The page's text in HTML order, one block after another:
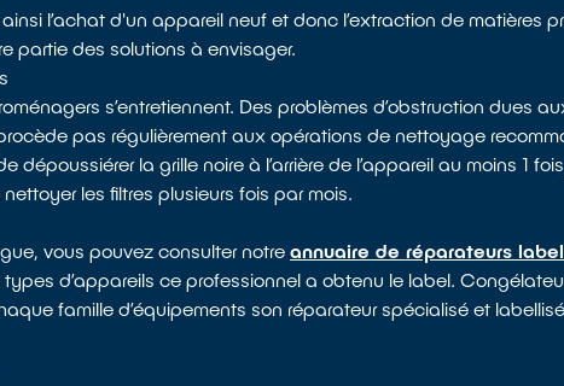
l’achat d'un appareil neuf et donc l’extraction de matières
partie des solutions à envisager.
s’entretiennent. Des problèmes d’obstruction dues
pas régulièrement aux opérations de nettoyage
la grille noire à l’arrière de l’appareil au moins 1
les filtres plusieurs fois par mois.
vous pouvez consulter notreannuaire de réparateurs
d’appareils ce professionnel a obtenu le label.
famille d’équipements son réparateur spécialisé et